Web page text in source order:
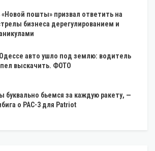
пошты» призвал ответить на
бизнеса дерегулированием и
авто ушло под землю: водитель
выскачить. ФОТО
буквально бьемся за каждую ракету, —
о PAC-3 для Patriot